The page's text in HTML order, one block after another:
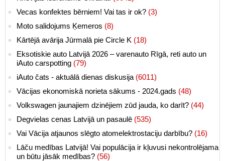
Vecas konfektes bērniem! Vai tas ir ok? (3)
Moto salidojums Ķemeros (8)
Kārtējā avārija Jūrmalā pie Circle K (18)
Eksotiskie auto Latvijā 2026 – varenauto Rīgā, reti auto un
iAuto carspotting (79)
iAuto čats - aktuālā dienas diskusija (6011)
Vācijas ekonomiskā norieta sākums - 2024.gads (48)
Volkswagen jaunajiem dzinējiem zūd jauda, ko darīt? (44)
Degvielas cenas Latvijā un pasaulē (535)
Vai Vācija atjaunos slēgto atomelektrostaciju darbību? (16)
Lāču medības Latvijā! Vai populācija ir kļuvusi nekontrolējama
un būtu jāsāk medības? (56)